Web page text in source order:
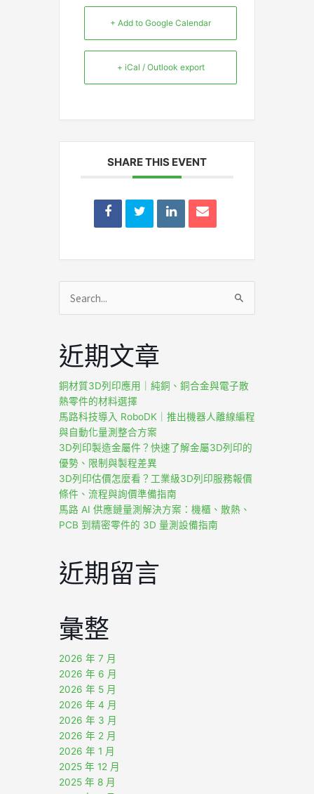
+ Add to Google Calendar
+ iCal / Outlook export
SHARE THIS EVENT
尋
鍵
字:
近期文章
銅材質3D列印應用｜純銅、銅合金與電子散
熱零件的材料選擇
馬路科技導入 RoboDK｜推出機器人離線編程
與自動化量測整合方案
3D列印製造金屬件？快速了解金屬3D列印的
優勢、限制與製程差異
3D列印估價怎麼看？工業級3D列印服務報價
條件、流程與詢價準備指南
馬路 AI 供應鏈量測解決方案：機櫃、散熱、
PCB 到精密零件的 3D 量測設備指南
近期留言
彙整
2026 年 7 月
2026 年 6 月
2026 年 5 月
2026 年 4 月
2026 年 3 月
2026 年 2 月
2026 年 1 月
2025 年 12 月
2025 年 8 月